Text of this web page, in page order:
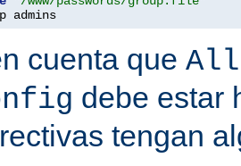
admins
cuenta que
debe estar
tengan